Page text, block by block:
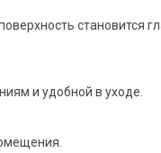
становится
и удобной в уходе.